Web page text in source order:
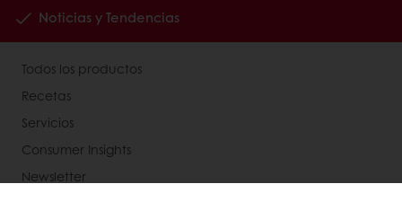
Noticias y Tendencias
Todos los productos
Recetas
Servicios
Consumer Insights
Newsletter